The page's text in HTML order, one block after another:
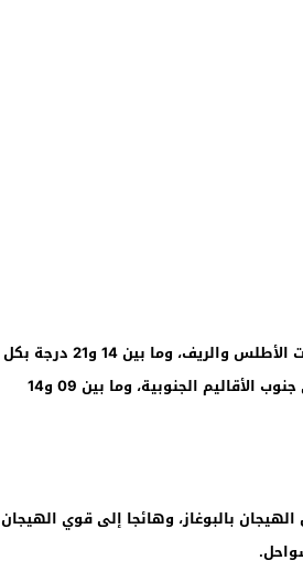
وستتراوح درجات الحرارة الدنيا ما بين 01 و08 درجات بمرتفعات الأطلس والريف، وما بين 14 و21 درجة بكل
من وادي ملوية، والجنوب الشرقي، والشمال الغربي، وبأقصى جنوب الأقاليم الجنوبية، وما بين 09 و14
بالبوغاز، وهائجا إلى قوي الهيجان